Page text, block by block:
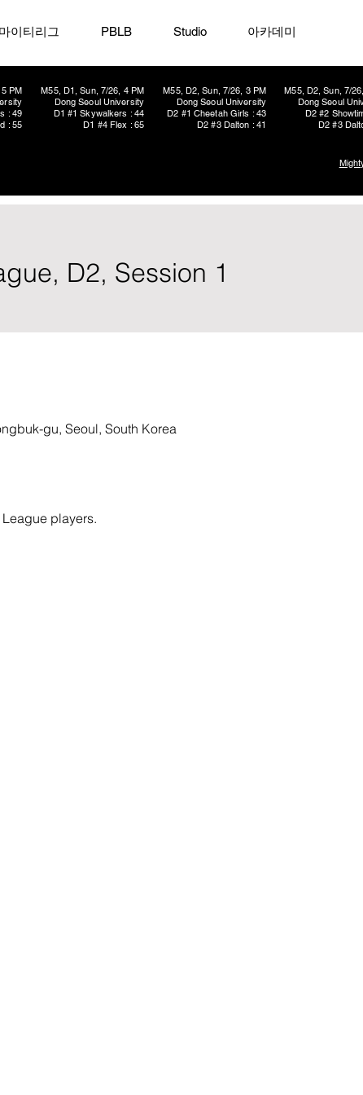
마이티리그 PBLB Studio 아카데미
PM
: 49
: 55
M55, D1, Sun, 7/26, 4 PM
Dong Seoul University
D1 #1 Skywalkers : 44
D1 #4 Flex : 65
M55, D2, Sun, 7/
Dong Seoul
D2 #2
D2 #3
M55, D2, Sun, 7/26, 3 PM
Dong Seoul University
D2 #1 Cheetah Girls : 43
D2 #3 Dalton : 41
D2, Session 1
gu, Seoul, South Korea
players.